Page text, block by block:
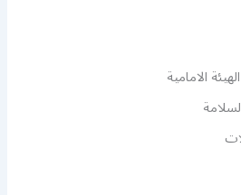
الامامية